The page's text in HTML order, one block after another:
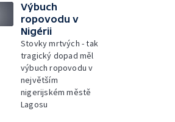
Výbuch
ropovodu v
Nigérii
Stovky mrtvých - tak
tragický dopad měl
výbuch ropovodu v
největším
nigerijském městě
Lagosu